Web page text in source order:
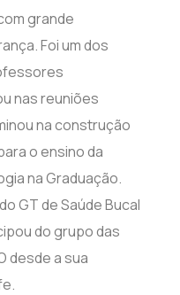
grande
Foi um dos
nas reuniões
na construção
o ensino da
na Graduação.
GT de Saúde Bucal
do grupo das
desde a sua